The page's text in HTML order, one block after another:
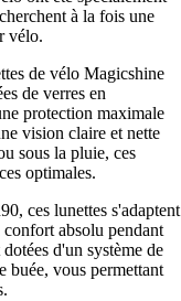
à la fois une
vélo.
de vélo Magicshine
de verres en
protection maximale
vision claire et nette
sous la pluie, ces
optimales.
ces lunettes s'adaptent
absolu pendant
d'un système de
buée, vous permettant